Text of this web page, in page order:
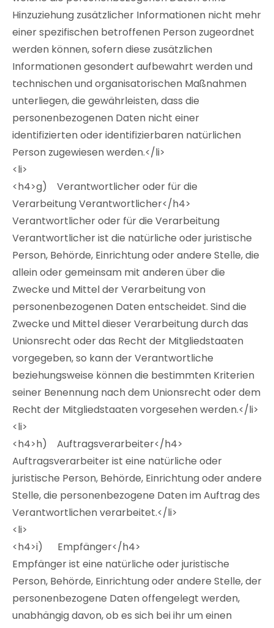
Hinzuziehung zusätzlicher Informationen nicht mehr
einer spezifischen betroffenen Person zugeordnet
werden können, sofern diese zusätzlichen
Informationen gesondert aufbewahrt werden und
technischen und organisatorischen Maßnahmen
unterliegen, die gewährleisten, dass die
personenbezogenen Daten nicht einer
identifizierten oder identifizierbaren natürlichen
Person zugewiesen werden.</li>
<li>
<h4>g) Verantwortlicher oder für die
Verarbeitung Verantwortlicher</h4>
Verantwortlicher oder für die Verarbeitung
Verantwortlicher ist die natürliche oder juristische
Person, Behörde, Einrichtung oder andere Stelle, die
allein oder gemeinsam mit anderen über die
Zwecke und Mittel der Verarbeitung von
personenbezogenen Daten entscheidet. Sind die
Zwecke und Mittel dieser Verarbeitung durch das
Unionsrecht oder das Recht der Mitgliedstaaten
vorgegeben, so kann der Verantwortliche
beziehungsweise können die bestimmten Kriterien
seiner Benennung nach dem Unionsrecht oder dem
Recht der Mitgliedstaaten vorgesehen werden.</li>
<li>
<h4>h) Auftragsverarbeiter</h4>
Auftragsverarbeiter ist eine natürliche oder
juristische Person, Behörde, Einrichtung oder andere
Stelle, die personenbezogene Daten im Auftrag des
Verantwortlichen verarbeitet.</li>
<li>
<h4>i) Empfänger</h4>
Empfänger ist eine natürliche oder juristische
Person, Behörde, Einrichtung oder andere Stelle, der
personenbezogene Daten offengelegt werden,
unabhängig davon, ob es sich bei ihr um einen